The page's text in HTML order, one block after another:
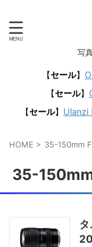
写
【セール】
【セール】
【セール】 Ulanzi
HOME > 35-150mm
35-